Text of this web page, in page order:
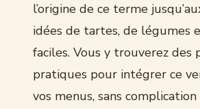
l’origine de ce terme
idées de tartes, de légumes
faciles. Vous y trouverez des
pratiques pour intégrer ce
vos menus, sans